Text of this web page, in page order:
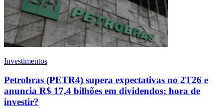
Investimentos
Petrobras (PETR4) supera expectativas no 2T26 e
anuncia R$ 17,4 bilhões em dividendos; hora de
investir?